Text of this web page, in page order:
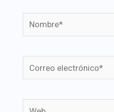
Nombre*
Correo
electrónico*
Web